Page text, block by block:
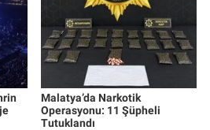
Malatya’da Narkotik
Operasyonu: 11 Şüpheli
Tutuklandı